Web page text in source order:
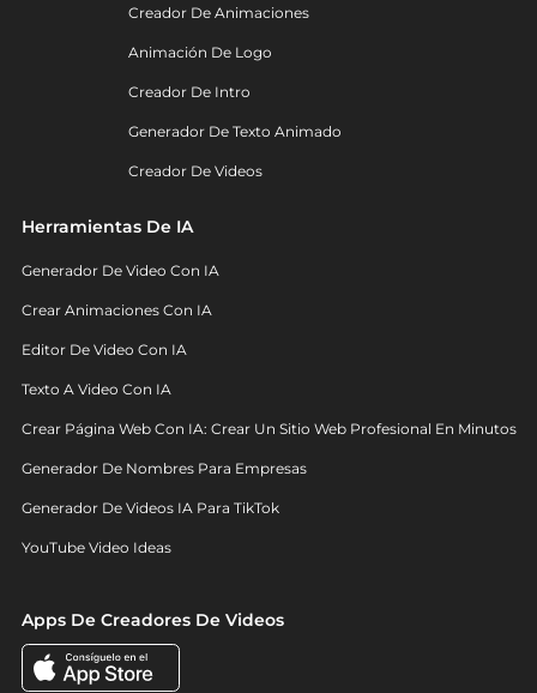
Creador De Animaciones
Animación De Logo
Creador De Intro
Generador De Texto Animado
Creador De Videos
Herramientas De IA
Generador De Video Con IA
Crear Animaciones Con IA
Editor De Video Con IA
Texto A Video Con IA
Crear Página Web Con IA: Crear Un Sitio Web Profesional En Minutos
Generador De Nombres Para Empresas
Generador De Videos IA Para TikTok
YouTube Video Ideas
Apps De Creadores De Videos